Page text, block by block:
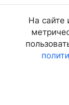
На сайте